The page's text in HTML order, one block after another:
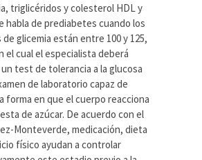
triglicéridos y colesterol HDL y
habla de prediabetes cuando los
de glicemia están entre 100 y 125,
el cual el especialista deberá
test de tolerancia a la glucosa
de laboratorio capaz de
forma en que el cuerpo reacciona
de azúcar. De acuerdo con el
Monteverde, medicación, dieta
físico ayudan a controlar